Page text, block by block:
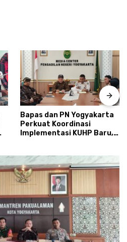
Bapas dan PN Yogyakarta
Perkuat Koordinasi
Implementasi KUHP Baru,